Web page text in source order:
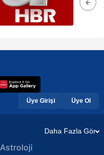
Üye Girişi Üye Ol
Daha Fazla Gör
Astroloji